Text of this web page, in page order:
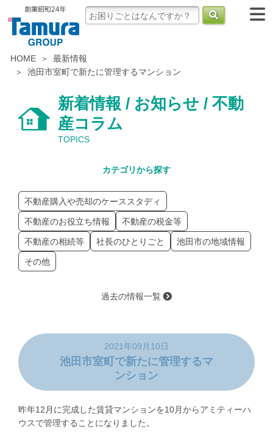
HOME
最新情報
池田市室町で新たに管理するマンション
新着情報 / お知らせ / 不動
産コラム
TOPICS
カテゴリから探す
不動産購入や売却のケーススタディ
不動産のお役立ち情報 不動産の税金等
不動産の相続等 社長のひとりごと 池田市の地域情報
その他
過去の情報一覧
2021年09月10日
池田市室町で新たに管理するマ
ンション
昨年12月に完成した賃貸マンションを10月からアミティーハ
ウスで管理することになりました。